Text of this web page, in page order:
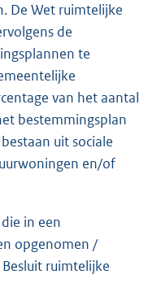
De Wet ruimtelijke
de
te
van het aantal
bestemmingsplan
uit sociale
en/of
in een
opgenomen /
ruimtelijke